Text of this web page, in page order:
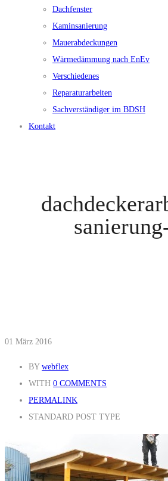
Dachfenster
Kaminsanierung
Mauerabdeckungen
Wärmedämmung nach EnEv
Verschiedenes
Reparaturarbeiten
Sachverständiger im BDSH
Kontakt
01 März 2016
BY webflex
WITH 0 COMMENTS
PERMALINK
STANDARD POST TYPE